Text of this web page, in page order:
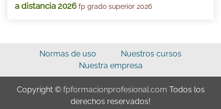
a distancia 2026 fp grado superior 2026
Normas de uso
Nuestros cursos
Nuestra empresa
Copyright © fpformacionprofesional.com Todos los
derechos reservados!